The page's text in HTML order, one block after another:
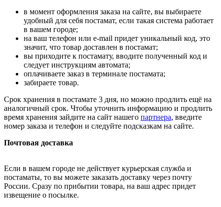
в момент оформления заказа на сайте, вы выбираете
удобный для себя постамат, если такая система работает
в вашем городе;
на ваш телефон или e-mail придет уникальный код, это
значит, что товар доставлен в постамат;
вы приходите к постамату, вводите полученный код и
следует инструкциям автомата;
оплачиваете заказ в терминале постамата;
забираете товар.
Срок хранения в постамате 3 дня, но можно продлить ещё на
аналогичный срок. Чтобы уточнить информацию и продлить
время хранения зайдите на сайт нашего партнера, введите
номер заказа и телефон и следуйте подсказкам на сайте.
Почтовая доставка
Если в вашем городе не действует курьерская служба и
постаматы, то вы можете заказать доставку через почту
России. Сразу по прибытии товара, на ваш адрес придет
извещение о посылке.